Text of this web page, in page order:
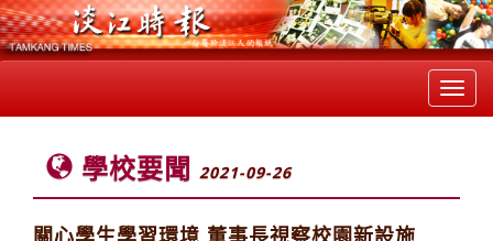
學校要聞 2021-09-26
關心學生學習環境 董事長視察校園新設施